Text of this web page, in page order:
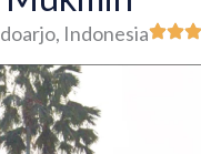
, Indonesia